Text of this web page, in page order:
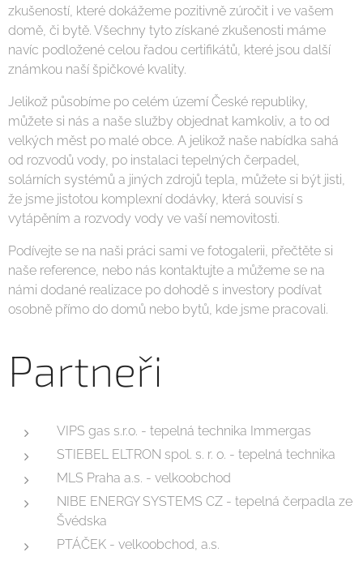
zkušeností, které dokážeme pozitivně zúročit i ve vašem
domě, či bytě. Všechny tyto získané zkušenosti máme
navíc podložené celou řadou certifikátů, které jsou další
známkou naší špičkové kvality.
Jelikož působíme po celém území České republiky,
můžete si nás a naše služby objednat kamkoliv, a to od
velkých měst po malé obce. A jelikož naše nabídka sahá
od rozvodů vody, po instalaci tepelných čerpadel,
solárních systémů a jiných zdrojů tepla, můžete si být jisti,
že jsme jistotou komplexní dodávky, která souvisí s
vytápěním a rozvody vody ve vaší nemovitosti.
Podívejte se na naši práci sami ve fotogalerii, přečtěte si
naše reference, nebo nás kontaktujte a můžeme se na
námi dodané realizace po dohodě s investory podívat
osobně přímo do domů nebo bytů, kde jsme pracovali.
Partneři
VIPS gas s.r.o. - tepelná technika Immergas
STIEBEL ELTRON spol. s. r. o. - tepelná technika
MLS Praha a.s. - velkoobchod
NIBE ENERGY SYSTEMS CZ - tepelná čerpadla ze
Švédska
PTÁČEK - velkoobchod, a.s.